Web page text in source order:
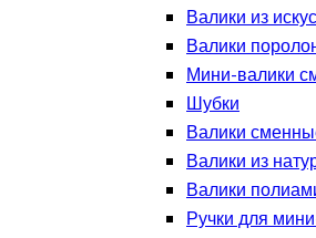
Валики из
Валики
Мини-валики
Шубки
Валики
Валики из
Валики
Ручки для